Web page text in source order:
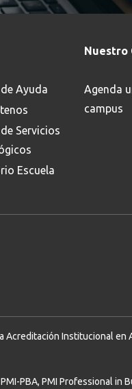
Ayuda
Servicios
Escuela
Nuestro
Agenda
campus
Acreditación Institucional en
PBA, PMI Professional in